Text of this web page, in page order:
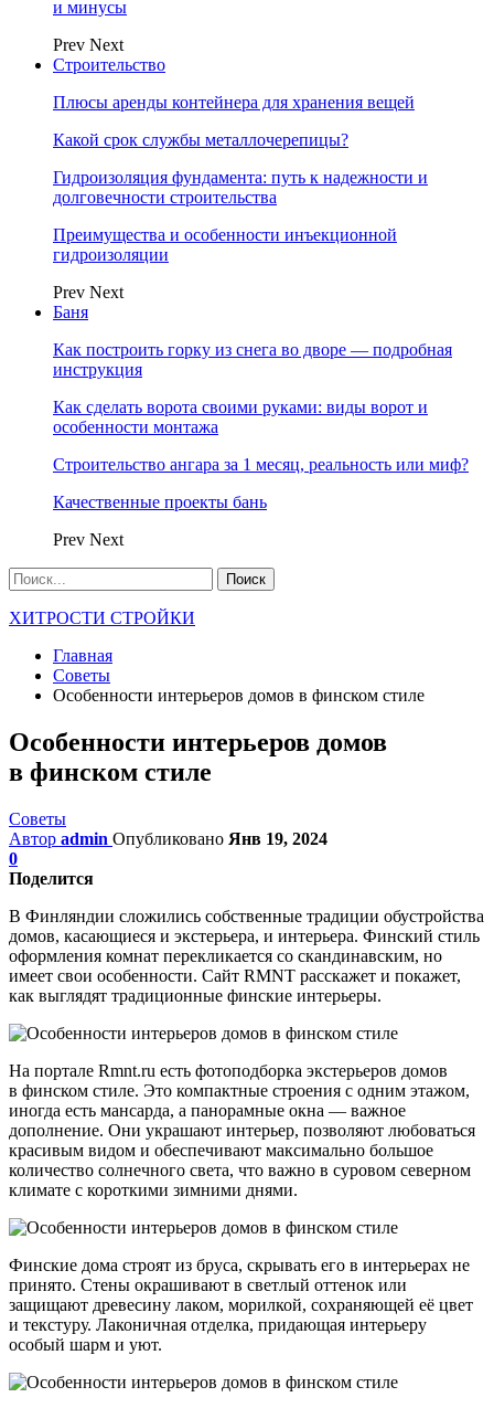
и минусы
Prev Next
Строительство
Плюсы аренды контейнера для хранения вещей
Какой срок службы металлочерепицы?
Гидроизоляция фундамента: путь к надежности и
долговечности строительства
Преимущества и особенности инъекционной
гидроизоляции
Prev Next
Баня
Как построить горку из снега во дворе — подробная
инструкция
Как сделать ворота своими руками: виды ворот и
особенности монтажа
Строительство ангара за 1 месяц, реальность или миф?
Качественные проекты бань
Prev Next
ХИТРОСТИ СТРОЙКИ
Главная
Советы
Особенности интерьеров домов в финском стиле
Особенности интерьеров домов
в финском стиле
Советы
Автор admin Опубликовано Янв 19, 2024
0
Поделится
В Финляндии сложились собственные традиции обустройства
домов, касающиеся и экстерьера, и интерьера. Финский стиль
оформления комнат перекликается со скандинавским, но
имеет свои особенности. Сайт RMNT расскажет и покажет,
как выглядят традиционные финские интерьеры.
На портале Rmnt.ru есть фотоподборка экстерьеров домов
в финском стиле. Это компактные строения с одним этажом,
иногда есть мансарда, а панорамные окна — важное
дополнение. Они украшают интерьер, позволяют любоваться
красивым видом и обеспечивают максимально большое
количество солнечного света, что важно в суровом северном
климате с короткими зимними днями.
Финские дома строят из бруса, скрывать его в интерьерах не
принято. Стены окрашивают в светлый оттенок или
защищают древесину лаком, морилкой, сохраняющей её цвет
и текстуру. Лаконичная отделка, придающая интерьеру
особый шарм и уют.